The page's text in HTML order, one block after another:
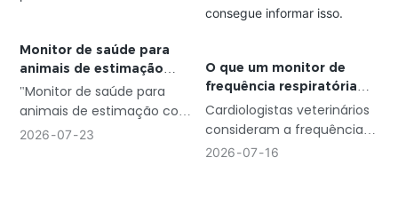
Monitor de saúde para
animais de estimação
com IA: três tecnologias
diferentes por trás de
"Monitor de saúde para
animais de estimação com
IA" tornou-se um termo
2026 07 23
O que um monitor de
frequência respiratória
canina realmente mede e
por que a maioria das
coleiras não consegue
informar isso.
Cardiologistas veterinários
consideram a frequência
respiratória em repouso
2026 07 16